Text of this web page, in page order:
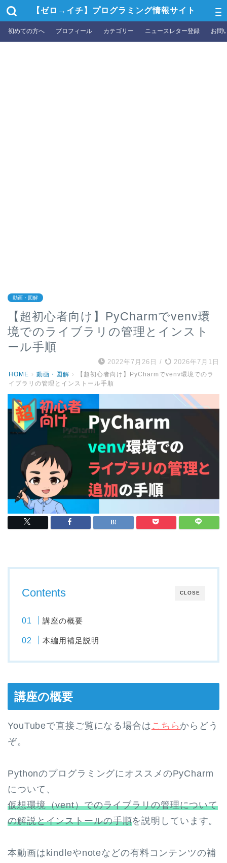
【ゼロ→イチ】プログラミング情報サイト
初めての方へ プロフィール カテゴリー ニュースレター登録 お問
動画・図解
【超初心者向け】PyCharmでvenv環
境でのライブラリの管理とインスト
ール手順
2022年7月26日 / 2026年7月1日
HOME › 動画・図解 ›
【超初心者向け】PyCharmでvenv環境でのラ
イブラリの管理とインストール手順
CLOSE
Contents
講座の概要
本編用補足説明
講座の概要
YouTubeで直接ご覧になる場合は こちら からどう
ぞ。
PythonのプログラミングにオススメのPyCharm
について、
仮想環境（vent）でのライブラリの管理について
の解説とインストールの手順を説明しています。
本動画はkindleやnoteなどの有料コンテンツの補